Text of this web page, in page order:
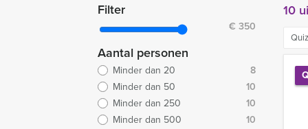
Filter
€ 350
Aantal personen
Minder dan 20
8
Minder dan 50
10
Minder dan 250
10
Minder dan 500
10
10